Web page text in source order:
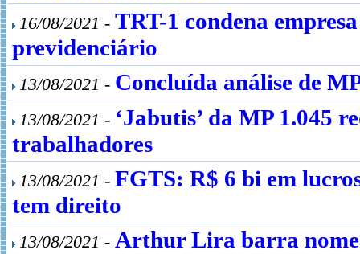
16/08/2021 - TRT-1 condena
previdenciário
13/08/2021 - Concluída análise de
13/08/2021 - ‘Jabutis’ da MP 1.045
trabalhadores
13/08/2021 - FGTS: R$ 6 bi em
tem direito
13/08/2021 - Arthur Lira barra